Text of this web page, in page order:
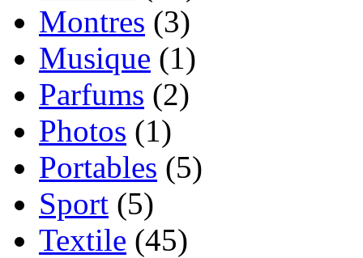
Montres (3)
Musique (1)
Parfums (2)
Photos (1)
Portables (5)
Sport (5)
Textile (45)